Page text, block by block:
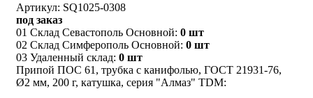
Артикул: SQ1025-0308
под заказ
01 Склад Севастополь Основной: 0 шт
02 Склад Симферополь Основной: 0 шт
03 Удаленный склад: 0 шт
Припой ПОС 61, трубка с канифолью, ГОСТ 21931-76,
Ø2 мм, 200 г, катушка, серия "Алмаз" TDM: